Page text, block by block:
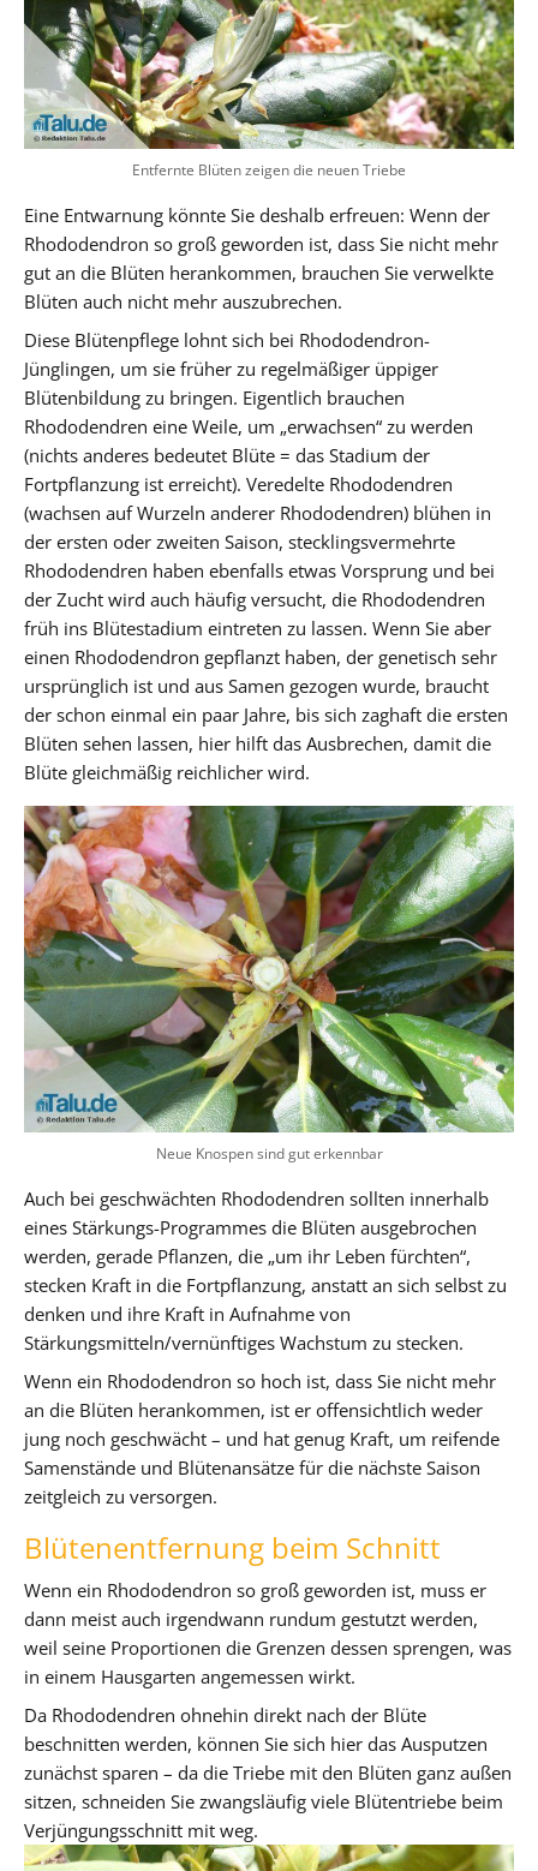
Entfernte Blüten zeigen die neuen Triebe
Eine Entwarnung könnte Sie deshalb erfreuen: Wenn der
Rhododendron so groß geworden ist, dass Sie nicht mehr
gut an die Blüten herankommen, brauchen Sie verwelkte
Blüten auch nicht mehr auszubrechen.
Diese Blütenpflege lohnt sich bei Rhododendron-
Jünglingen, um sie früher zu regelmäßiger üppiger
Blütenbildung zu bringen. Eigentlich brauchen
Rhododendren eine Weile, um „erwachsen“ zu werden
(nichts anderes bedeutet Blüte = das Stadium der
Fortpflanzung ist erreicht). Veredelte Rhododendren
(wachsen auf Wurzeln anderer Rhododendren) blühen in
der ersten oder zweiten Saison, stecklingsvermehrte
Rhododendren haben ebenfalls etwas Vorsprung und bei
der Zucht wird auch häufig versucht, die Rhododendren
früh ins Blütestadium eintreten zu lassen. Wenn Sie aber
einen Rhododendron gepflanzt haben, der genetisch sehr
ursprünglich ist und aus Samen gezogen wurde, braucht
der schon einmal ein paar Jahre, bis sich zaghaft die ersten
Blüten sehen lassen, hier hilft das Ausbrechen, damit die
Blüte gleichmäßig reichlicher wird.
Neue Knospen sind gut erkennbar
Auch bei geschwächten Rhododendren sollten innerhalb
eines Stärkungs-Programmes die Blüten ausgebrochen
werden, gerade Pflanzen, die „um ihr Leben fürchten“,
stecken Kraft in die Fortpflanzung, anstatt an sich selbst zu
denken und ihre Kraft in Aufnahme von
Stärkungsmitteln/vernünftiges Wachstum zu stecken.
Wenn ein Rhododendron so hoch ist, dass Sie nicht mehr
an die Blüten herankommen, ist er offensichtlich weder
jung noch geschwächt – und hat genug Kraft, um reifende
Samenstände und Blütenansätze für die nächste Saison
zeitgleich zu versorgen.
Blütenentfernung beim Schnitt
Wenn ein Rhododendron so groß geworden ist, muss er
dann meist auch irgendwann rundum gestutzt werden,
weil seine Proportionen die Grenzen dessen sprengen, was
in einem Hausgarten angemessen wirkt.
Da Rhododendren ohnehin direkt nach der Blüte
beschnitten werden, können Sie sich hier das Ausputzen
zunächst sparen – da die Triebe mit den Blüten ganz außen
sitzen, schneiden Sie zwangsläufig viele Blütentriebe beim
Verjüngungsschnitt mit weg.